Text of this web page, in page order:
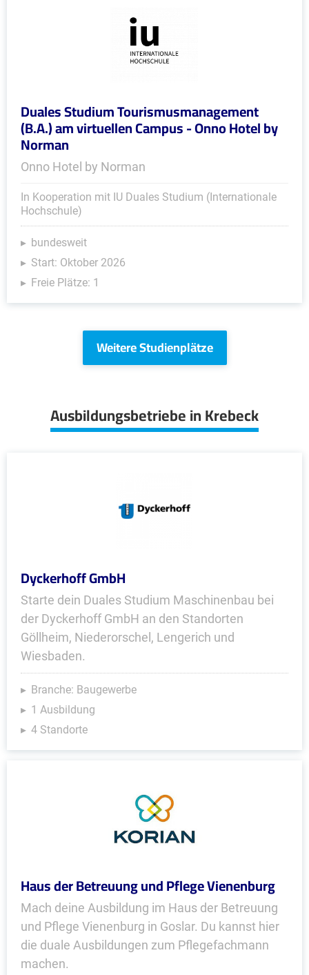
Duales Studium Tourismusmanagement
(B.A.) am virtuellen Campus - Onno Hotel by
Norman
Onno Hotel by Norman
In Kooperation mit IU Duales Studium (Internationale
Hochschule)
bundesweit
Start: Oktober 2026
Freie Plätze: 1
Weitere Studienplätze
Ausbildungsbetriebe in Krebeck
Dyckerhoff GmbH
Starte dein Duales Studium Maschinenbau bei
der Dyckerhoff GmbH an den Standorten
Göllheim, Niederorschel, Lengerich und
Wiesbaden.
Branche: Baugewerbe
1 Ausbildung
4 Standorte
Haus der Betreuung und Pflege Vienenburg
Mach deine Ausbildung im Haus der Betreuung
und Pflege Vienenburg in Goslar. Du kannst hier
die duale Ausbildungen zum Pflegefachmann
machen.